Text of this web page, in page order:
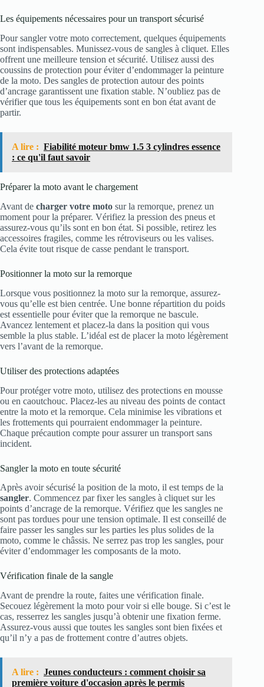
Les équipements nécessaires pour un transport sécurisé
Pour sangler votre moto correctement, quelques équipements
sont indispensables. Munissez-vous de sangles à cliquet. Elles
offrent une meilleure tension et sécurité. Utilisez aussi des
coussins de protection pour éviter d’endommager la peinture
de la moto. Des sangles de protection autour des points
d’ancrage garantissent une fixation stable. N’oubliez pas de
vérifier que tous les équipements sont en bon état avant de
partir.
A lire : Fiabilité moteur bmw 1.5 3 cylindres essence
: ce qu'il faut savoir
Préparer la moto avant le chargement
Avant de charger votre moto sur la remorque, prenez un
moment pour la préparer. Vérifiez la pression des pneus et
assurez-vous qu’ils sont en bon état. Si possible, retirez les
accessoires fragiles, comme les rétroviseurs ou les valises.
Cela évite tout risque de casse pendant le transport.
Positionner la moto sur la remorque
Lorsque vous positionnez la moto sur la remorque, assurez-
vous qu’elle est bien centrée. Une bonne répartition du poids
est essentielle pour éviter que la remorque ne bascule.
Avancez lentement et placez-la dans la position qui vous
semble la plus stable. L’idéal est de placer la moto légèrement
vers l’avant de la remorque.
Utiliser des protections adaptées
Pour protéger votre moto, utilisez des protections en mousse
ou en caoutchouc. Placez-les au niveau des points de contact
entre la moto et la remorque. Cela minimise les vibrations et
les frottements qui pourraient endommager la peinture.
Chaque précaution compte pour assurer un transport sans
incident.
Sangler la moto en toute sécurité
Après avoir sécurisé la position de la moto, il est temps de la
sangler. Commencez par fixer les sangles à cliquet sur les
points d’ancrage de la remorque. Vérifiez que les sangles ne
sont pas tordues pour une tension optimale. Il est conseillé de
faire passer les sangles sur les parties les plus solides de la
moto, comme le châssis. Ne serrez pas trop les sangles, pour
éviter d’endommager les composants de la moto.
Vérification finale de la sangle
Avant de prendre la route, faites une vérification finale.
Secouez légèrement la moto pour voir si elle bouge. Si c’est le
cas, resserrez les sangles jusqu’à obtenir une fixation ferme.
Assurez-vous aussi que toutes les sangles sont bien fixées et
qu’il n’y a pas de frottement contre d’autres objets.
A lire : Jeunes conducteurs : comment choisir sa
première voiture d'occasion après le permis